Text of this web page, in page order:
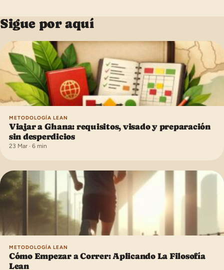
Sigue por aquí
METODOLOGÍA LEAN
Viajar a Ghana: requisitos, visado y preparación
sin desperdicios
23 Mar · 6 min
METODOLOGÍA LEAN
Cómo Empezar a Correr: Aplicando La Filosofía
Lean